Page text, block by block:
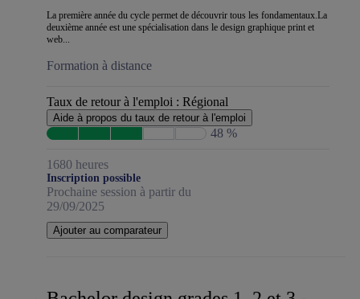
La première année du cycle permet de découvrir tous les fondamentaux.La
deuxième année est une spécialisation dans le design graphique print et
web...
Formation à distance
Taux de retour à l'emploi : Régional
Aide à propos du taux de retour à l'emploi
48 %
1680 heures
Inscription possible
Prochaine session à partir du
29/09/2025
Ajouter au comparateur